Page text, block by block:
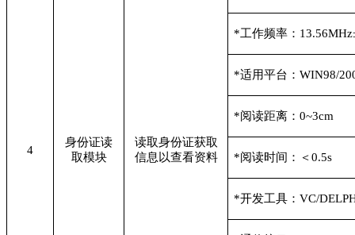
4
身份证读
取模块
读取身份证获取
信息以查看资料
*工作频率：
*适用平台：WIN98/
*阅读距离：0~3cm
*阅读时间：＜0.5s
*开发工具：VC/